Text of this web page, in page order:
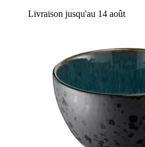
Livraison jusqu'au 14 août